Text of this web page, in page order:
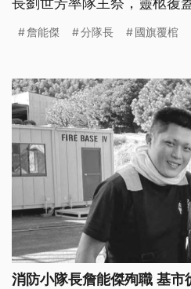
詹能傑 分隊長 國旗覆棺
消防小隊長詹能傑殉職 基市